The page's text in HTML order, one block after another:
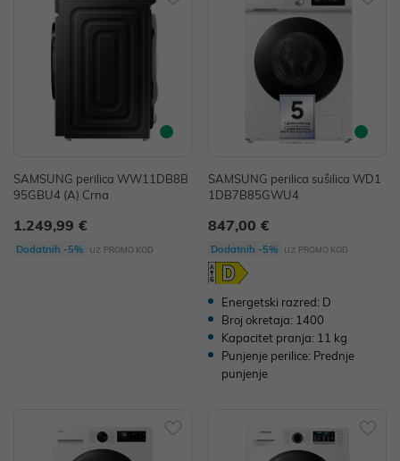
SAMSUNG perilica WW11DB8B
95GBU4 (A) Crna
1.249,99 €
Dodatnih -5% uz PROMO KOD
SAMSUNG perilica sušilica WD1
1DB7B85GWU4
847,00 €
Dodatnih -5% uz PROMO KOD
Energetski razred: D
Broj okretaja: 1400
Kapacitet pranja: 11 kg
Punjenje perilice: Prednje
punjenje